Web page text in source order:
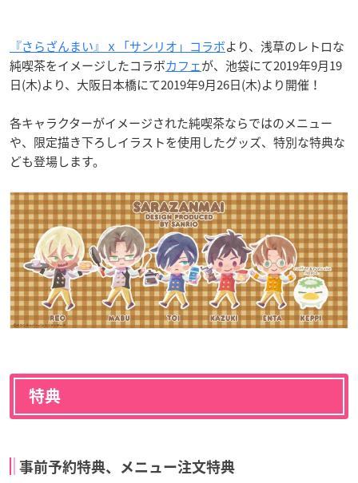
『さらざんまい』ｘ「サンリオ」コラボより、浅草のレトロな
純喫茶をイメージしたコラボカフェが、池袋にて2019年9月19
日(木)より、大阪日本橋にて2019年9月26日(木)より開催！
各キャラクターがイメージされた純喫茶ならではのメニュー
や、限定描き下ろしイラストを使用したグッズ、特別な特典な
ども登場します。
特典
事前予約特典、メニュー注文特典